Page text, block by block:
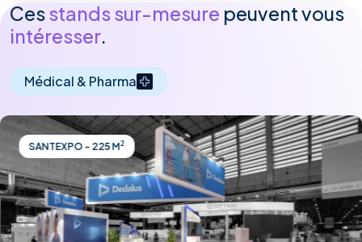
Cesstands sur-mesure peuvent vous
intéresser.
Médical & Pharma
SANTEXPO - 225 M2